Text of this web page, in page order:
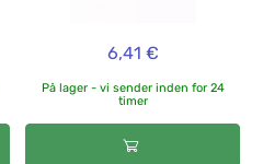
6,41 €
På lager - vi sender inden for 24
timer